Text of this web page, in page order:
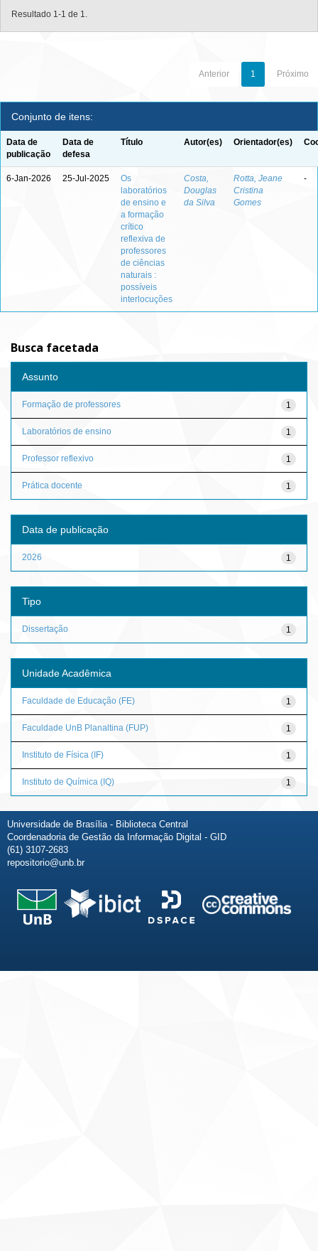
Resultado 1-1 de 1.
Anterior 1 Próximo
Conjunto de itens:
Data de
publicação
Data de
defesa
Título Autor(es) Orientador(es)
6-Jan-2026 25-Jul-2025
Os
laboratórios
de ensino e
a formação
crítico
reflexiva de
professores
de ciências
naturais :
possíveis
interlocuções
Costa,
Douglas
da Silva
Rotta, Jeane
Cristina
Gomes
-
Busca facetada
Assunto
1
Formação de professores
1
Laboratórios de ensino
1
Professor reflexivo
1
Prática docente
Data de publicação
1
2026
Tipo
1
Dissertação
Unidade Acadêmica
1
Faculdade de Educação (FE)
1
Faculdade UnB Planaltina (FUP)
1
Instituto de Física (IF)
1
Instituto de Química (IQ)
Universidade de Brasília - Biblioteca Central
Coordenadoria de Gestão da Informação Digital - GID
(61) 3107-2683
repositorio@unb.br